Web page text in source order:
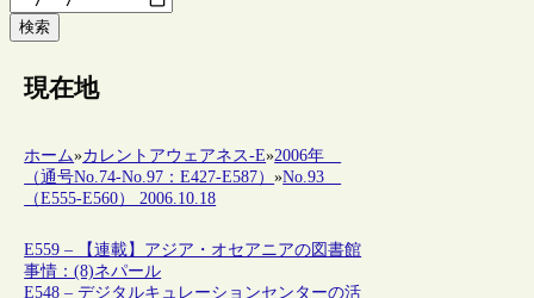
検索
現在地
ホーム»カレントアウェアネス-E»2006年
（通号No.74-No.97：E427-E587）»No.93
（E555-E560） 2006.10.18
E559 – 【連載】アジア・オセアニアの図書館
事情：(8)ネパール
E548 – デジタルキュレーションセンターの活